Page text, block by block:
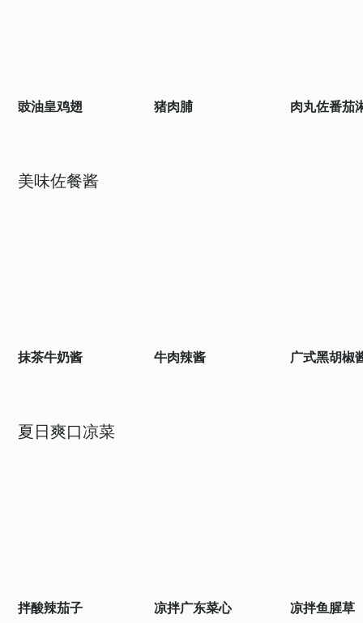
豉油皇鸡翅 猪肉脯 肉丸佐番茄
美味佐餐酱
抹茶牛奶酱 牛肉辣酱 广式黑胡椒
夏日爽口凉菜
拌酸辣茄子 凉拌广东菜心 凉拌鱼腥草